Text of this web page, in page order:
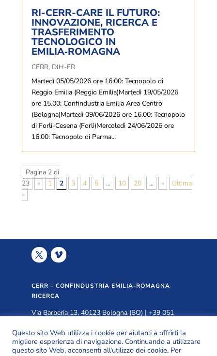
RI-CERR-CARE IL FUTURO:
INNOVAZIONE, RICERCA E
TRASFERIMENTO
TECNOLOGICO IN
EMILIA‑ROMAGNA
CERR, DIH-ER
Martedì 05/05/2026 ore 16:00: Tecnopolo di
Reggio Emilia (Reggio Emilia)Martedì 19/05/2026
ore 15.00: Confindustria Emilia Area Centro
(Bologna)Martedì 09/06/2026 ore 16.00: Tecnopolo
di Forlì-Cesena (Forlì)Mercoledì 24/06/2026 ore
16.00: Tecnopolo di Parma...
Pagina 2 di
23
« 1 2 3 4 5 ... 10 20 ... »
Ultima
»
CERR – CONFINDUSTRIA EMILIA-ROMAGNA
RICERCA
Via Barberia 13, 40123 Bologna (BO) | +39 051
PRIVACY POLICY
Questo sito Web utilizza i cookie per aiutarci a offrirti la
migliore esperienza di navigazione. Continuando a utilizzare
questo sito Web, acconsenti all'utilizzo dei cookie. Per